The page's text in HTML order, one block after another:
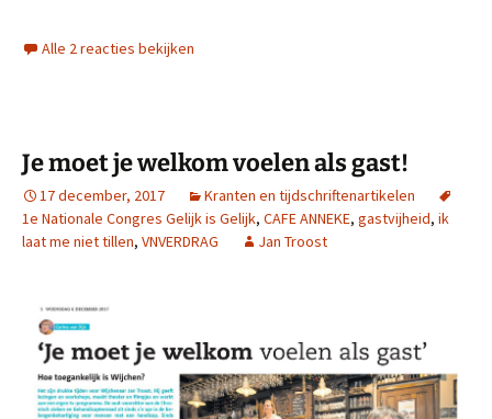
Alle 2 reacties bekijken
Je moet je welkom voelen als gast!
17 december, 2017
Kranten en tijdschriftenartikelen
1e Nationale Congres Gelijk is Gelijk, CAFE ANNEKE, gastvijheid, ik
laat me niet tillen, VNVERDRAG Jan Troost